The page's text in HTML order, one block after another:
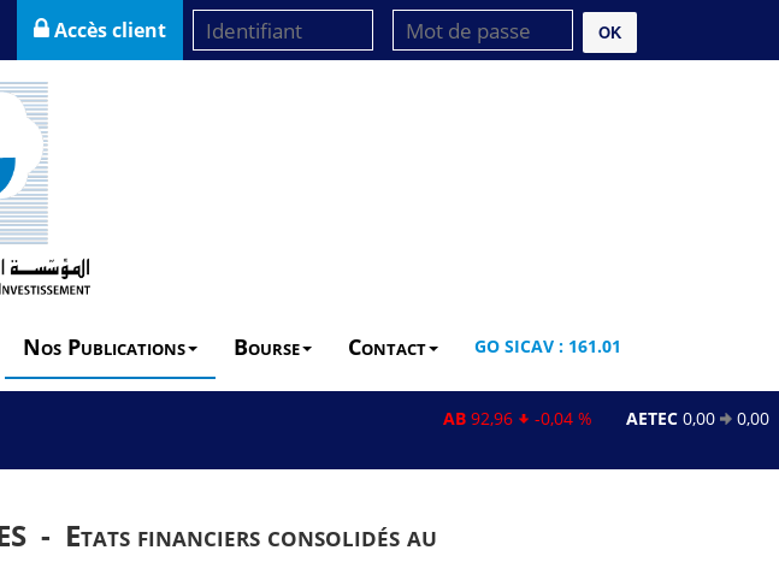
Accès client OK
Nos Publications Bourse Contact GO SICAV : 161.01
92,96 -0,04 % AETEC 0,00 0,00 %
- Etats financiers consolidés au